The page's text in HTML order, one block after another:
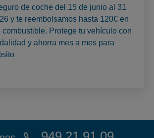
de coche del 15 de junio al 31
y te reembolsamos hasta 120€ en
combustible. Protege tu vehículo con
y ahorra mes a mes para